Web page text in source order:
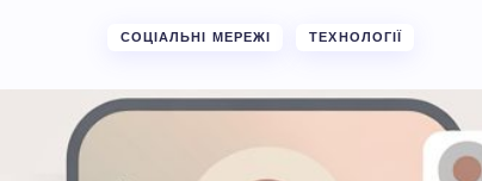
СОЦІАЛЬНІ МЕРЕЖІ ТЕХНОЛОГІЇ